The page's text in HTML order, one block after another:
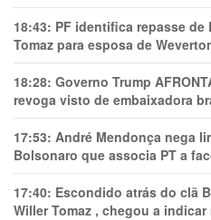
18:43: PF identifica repasse de
Tomaz para esposa de
18:28: Governo Trump
revoga visto de embaixadora
17:53: André Mendonça nega
Bolsonaro que associa PT a
17:40: Escondido atrás do clã
Willer Tomaz , chegou a